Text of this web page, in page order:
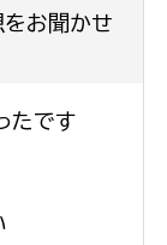
をお聞かせ
たです